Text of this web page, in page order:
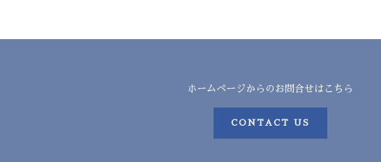
ホームページからのお問合せはこちら
CONTACT US